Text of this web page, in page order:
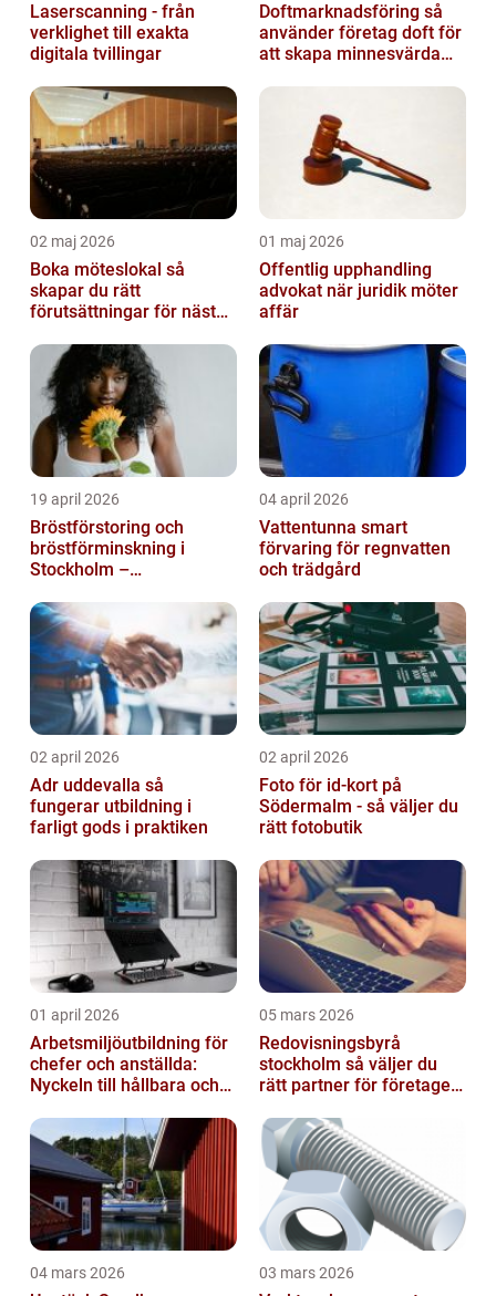
Laserscanning - från
verklighet till exakta
digitala tvillingar
Doftmarknadsföring så
använder företag doft för
att skapa minnesvärda
02 maj 2026
Boka möteslokal så
skapar du rätt
förutsättningar för nästa
01 maj 2026
Offentlig upphandling
advokat när juridik möter
affär
19 april 2026
Bröstförstoring och
bröstförminskning i
Stockholm –
04 april 2026
Vattentunna smart
förvaring för regnvatten
och trädgård
02 april 2026
Adr uddevalla så
fungerar utbildning i
farligt gods i praktiken
02 april 2026
Foto för id-kort på
Södermalm - så väljer du
rätt fotobutik
01 april 2026
Arbetsmiljöutbildning för
chefer och anställda:
Nyckeln till hållbara och
05 mars 2026
Redovisningsbyrå
stockholm så väljer du
rätt partner för företagets
04 mars 2026 03 mars 2026